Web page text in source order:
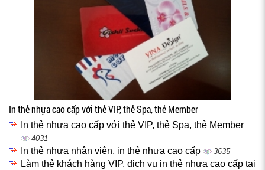
In thẻ nhựa cao cấp với thẻ VIP, thẻ Spa, thẻ Member
In thẻ nhựa cao cấp với thẻ VIP, thẻ Spa, thẻ Member
4031
In thẻ nhựa nhân viên, in thẻ nhựa cao cấp 3635
Làm thẻ khách hàng VIP, dịch vụ in thẻ nhựa cao cấp tại